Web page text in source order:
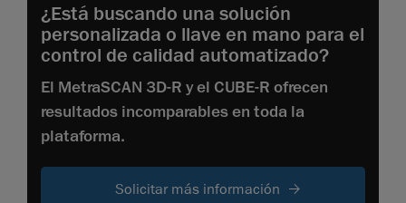
¿Está buscando una solución
personalizada o llave en mano para el
control de calidad automatizado?
El MetraSCAN 3D-R y el CUBE-R ofrecen
resultados incomparables en toda la
plataforma.
Solicitar más información